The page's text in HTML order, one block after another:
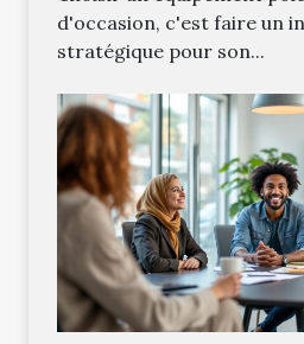
d'occasion, c'est faire un
stratégique pour son...